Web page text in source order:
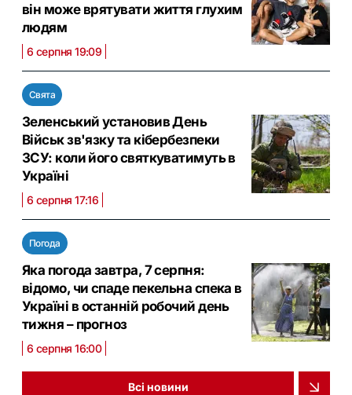
він може врятувати життя глухим
людям
6 серпня 19:09
Свята
Зеленський установив День
Військ зв'язку та кібербезпеки
ЗСУ: коли його святкуватимуть в
Україні
6 серпня 17:16
Погода
Яка погода завтра, 7 серпня:
відомо, чи спаде пекельна спека в
Україні в останній робочий день
тижня – прогноз
6 серпня 16:00
Всі новини